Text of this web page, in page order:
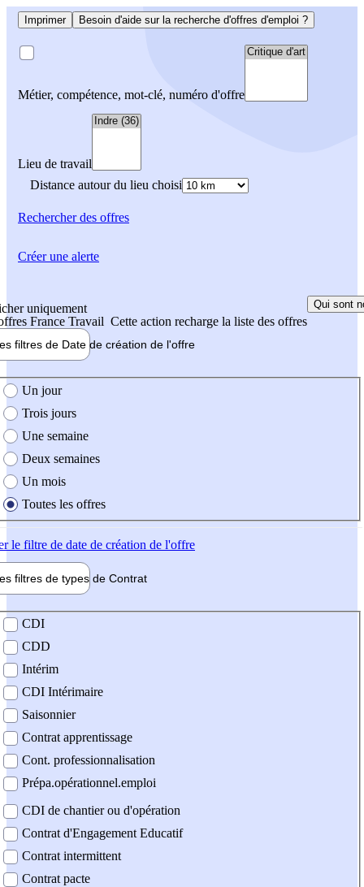
Imprimer Besoin d'aide sur la recherche d'offres d'emploi ?
Métier, compétence, mot-clé, numéro d'offre
Lieu de travail
Distance autour du lieu choisi
Rechercherdes offres
uniquement
France Travail Cette action recharge la liste des offres
Qui sont
filtres de Date de création de l'offre
création de l'offre
Un jour
Trois jours
Une semaine
Deux semaines
Un mois
Toutes les offres
le filtre de date de création de l'offre
filtres de types de Contrat
contrat
CDI
CDD
Intérim
CDI Intérimaire
Saisonnier
Contrat apprentissage
Cont. professionnalisation
Prépa.opérationnel.emploi
CDI de chantier ou d'opération
Contrat d'Engagement Educatif
Contrat intermittent
Contrat pacte
Créer une alerte